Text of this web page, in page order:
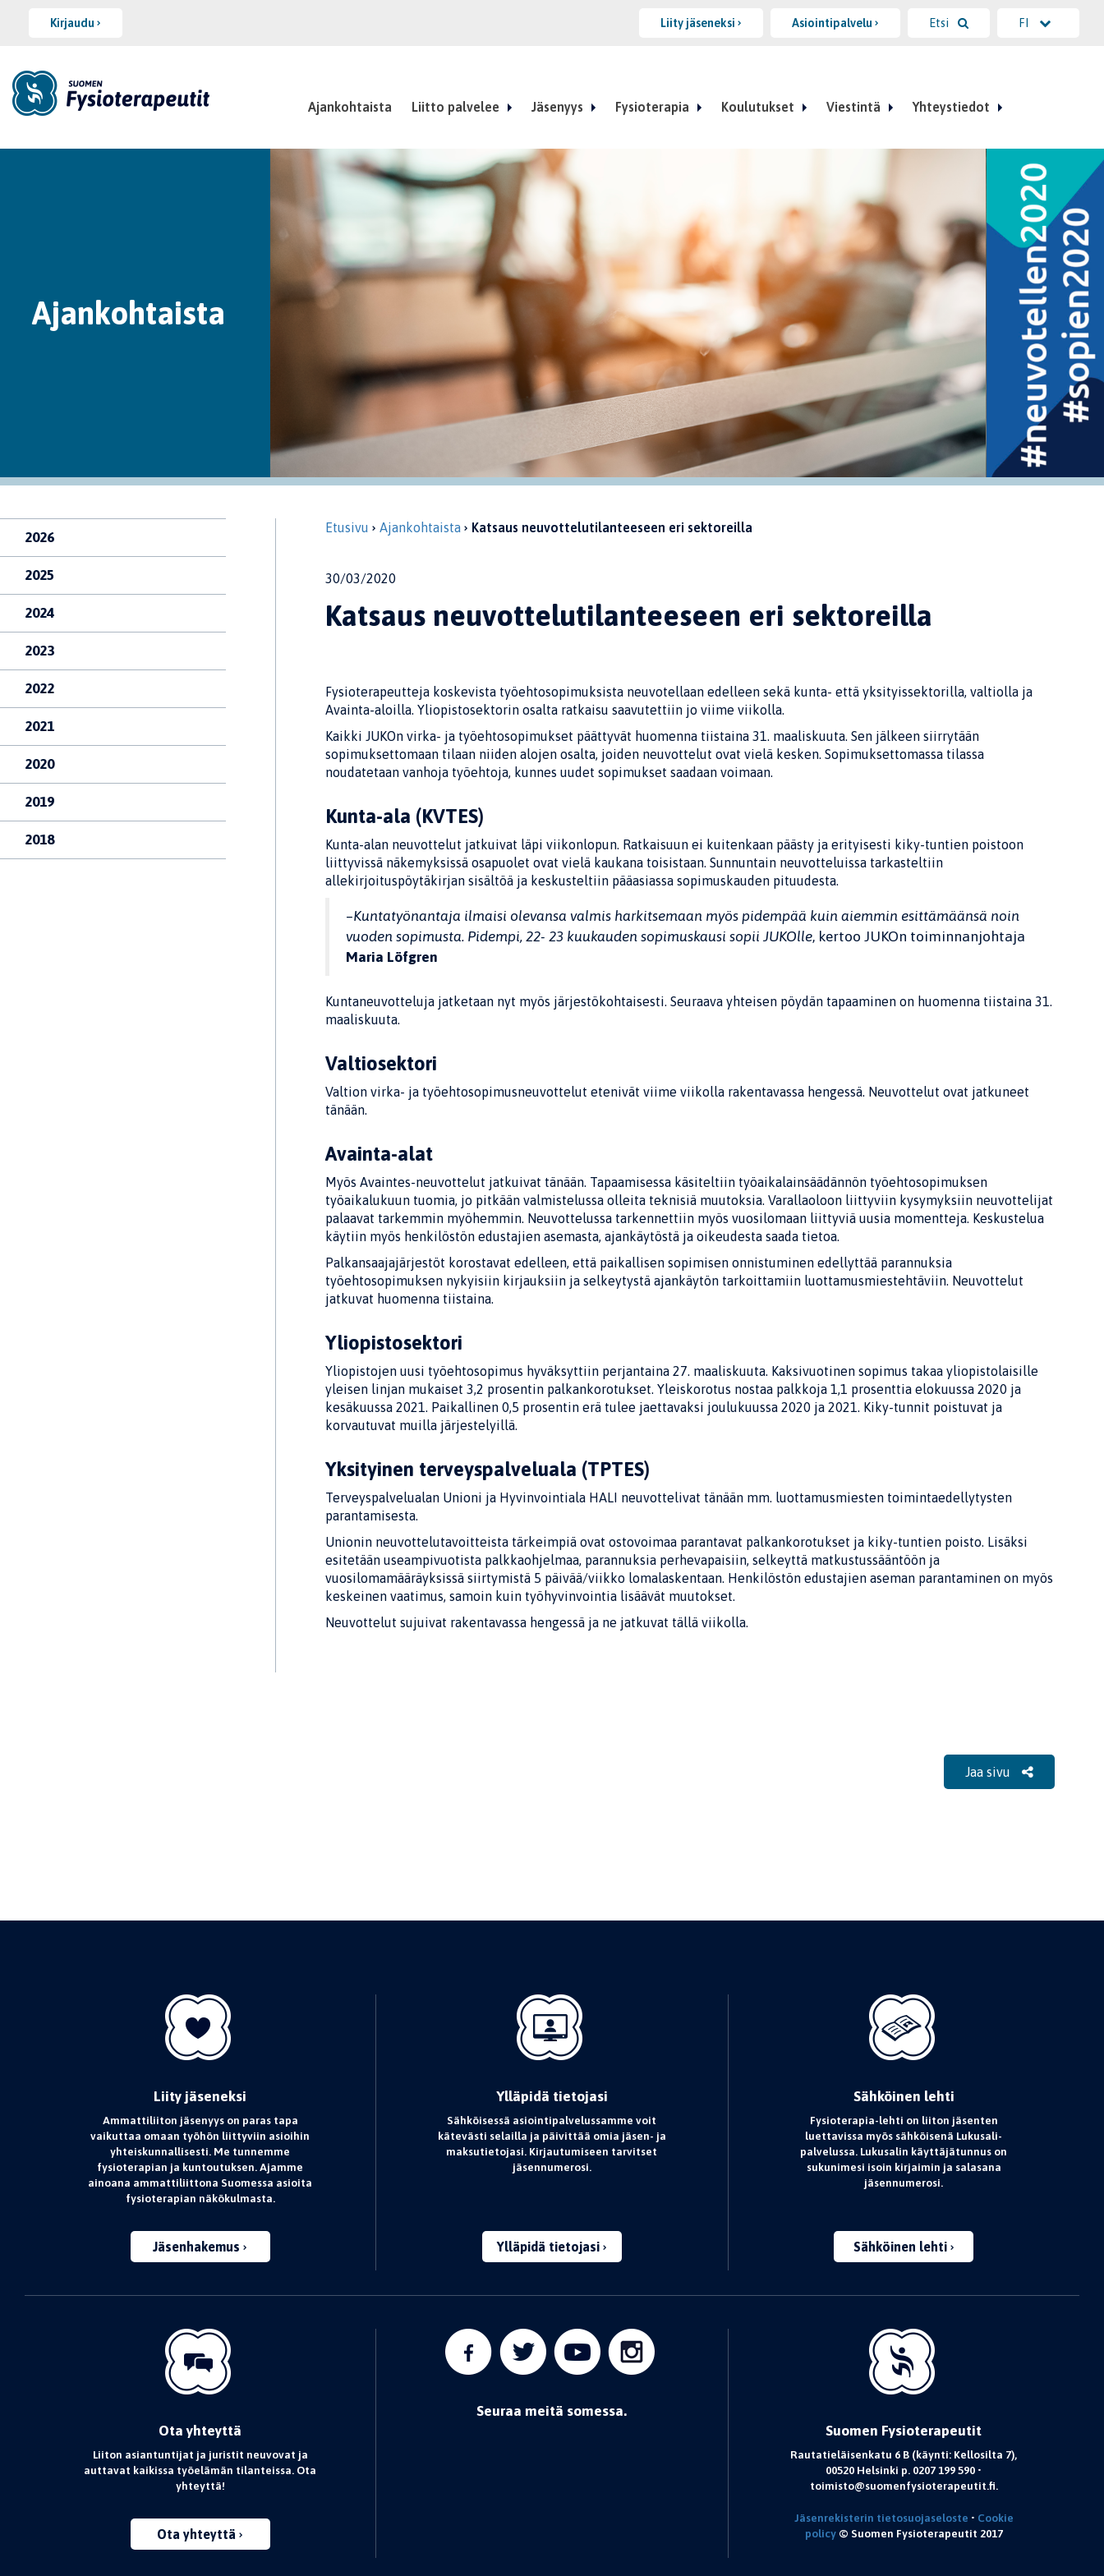
Kirjaudu Liity jäseneksi Asiointipalvelu Etsi FI
Ajankohtaista Liitto palvelee Jäsenyys Fysioterapia Koulutukset Viestintä Yhteystiedot
Ajankohtaista
2026
2025
2024
2023
2022
2021
2020
2019
2018
Etusivu Ajankohtaista Katsaus neuvottelutilanteeseen eri sektoreilla
30/03/2020
Katsaus neuvottelutilanteeseen eri sektoreilla
Fysioterapeutteja koskevista työehtosopimuksista neuvotellaan edelleen sekä kunta- että yksityissektorilla, valtiolla ja
Avainta-aloilla. Yliopistosektorin osalta ratkaisu saavutettiin jo viime viikolla.
Kaikki JUKOn virka- ja työehtosopimukset päättyvät huomenna tiistaina 31. maaliskuuta. Sen jälkeen siirrytään
sopimuksettomaan tilaan niiden alojen osalta, joiden neuvottelut ovat vielä kesken. Sopimuksettomassa tilassa
noudatetaan vanhoja työehtoja, kunnes uudet sopimukset saadaan voimaan.
Kunta-ala (KVTES)
Kunta-alan neuvottelut jatkuivat läpi viikonlopun. Ratkaisuun ei kuitenkaan päästy ja erityisesti kiky-tuntien poistoon
liittyvissä näkemyksissä osapuolet ovat vielä kaukana toisistaan. Sunnuntain neuvotteluissa tarkasteltiin
allekirjoituspöytäkirjan sisältöä ja keskusteltiin pääasiassa sopimuskauden pituudesta.
–Kuntatyönantaja ilmaisi olevansa valmis harkitsemaan myös pidempää kuin aiemmin esittämäänsä noin
vuoden sopimusta. Pidempi, 22- 23 kuukauden sopimuskausi sopii JUKOlle, kertoo JUKOn toiminnanjohtaja
Maria Löfgren
Kuntaneuvotteluja jatketaan nyt myös järjestökohtaisesti. Seuraava yhteisen pöydän tapaaminen on huomenna tiistaina 31.
maaliskuuta.
Valtiosektori
Valtion virka- ja työehtosopimusneuvottelut etenivät viime viikolla rakentavassa hengessä. Neuvottelut ovat jatkuneet
tänään.
Avainta-alat
Myös Avaintes-neuvottelut jatkuivat tänään. Tapaamisessa käsiteltiin työaikalainsäädännön työehtosopimuksen
työaikalukuun tuomia, jo pitkään valmistelussa olleita teknisiä muutoksia. Varallaoloon liittyviin kysymyksiin neuvottelijat
palaavat tarkemmin myöhemmin. Neuvottelussa tarkennettiin myös vuosilomaan liittyviä uusia momentteja. Keskustelua
käytiin myös henkilöstön edustajien asemasta, ajankäytöstä ja oikeudesta saada tietoa.
Palkansaajajärjestöt korostavat edelleen, että paikallisen sopimisen onnistuminen edellyttää parannuksia
työehtosopimuksen nykyisiin kirjauksiin ja selkeytystä ajankäytön tarkoittamiin luottamusmiestehtäviin. Neuvottelut
jatkuvat huomenna tiistaina.
Yliopistosektori
Yliopistojen uusi työehtosopimus hyväksyttiin perjantaina 27. maaliskuuta. Kaksivuotinen sopimus takaa yliopistolaisille
yleisen linjan mukaiset 3,2 prosentin palkankorotukset. Yleiskorotus nostaa palkkoja 1,1 prosenttia elokuussa 2020 ja
kesäkuussa 2021. Paikallinen 0,5 prosentin erä tulee jaettavaksi joulukuussa 2020 ja 2021. Kiky-tunnit poistuvat ja
korvautuvat muilla järjestelyillä.
Yksityinen terveyspalveluala (TPTES)
Terveyspalvelualan Unioni ja Hyvinvointiala HALI neuvottelivat tänään mm. luottamusmiesten toimintaedellytysten
parantamisesta.
Unionin neuvottelutavoitteista tärkeimpiä ovat ostovoimaa parantavat palkankorotukset ja kiky-tuntien poisto. Lisäksi
esitetään useampivuotista palkkaohjelmaa, parannuksia perhevapaisiin, selkeyttä matkustussääntöön ja
vuosilomamääräyksissä siirtymistä 5 päivää/viikko lomalaskentaan. Henkilöstön edustajien aseman parantaminen on myös
keskeinen vaatimus, samoin kuin työhyvinvointia lisäävät muutokset.
Neuvottelut sujuivat rakentavassa hengessä ja ne jatkuvat tällä viikolla.
Jaa sivu
Liity jäseneksi
Ammattiliiton jäsenyys on paras tapa
vaikuttaa omaan työhön liittyviin asioihin
yhteiskunnallisesti. Me tunnemme
fysioterapian ja kuntoutuksen. Ajamme
ainoana ammattiliittona Suomessa asioita
fysioterapian näkökulmasta.
Jäsenhakemus
Ylläpidä tietojasi
Sähköisessä asiointipalvelussamme voit
kätevästi selailla ja päivittää omia jäsen- ja
maksutietojasi. Kirjautumiseen tarvitset
jäsennumerosi.
Ylläpidä tietojasi
Sähköinen lehti
Fysioterapia-lehti on liiton jäsenten
luettavissa myös sähköisenä Lukusali-
palvelussa. Lukusalin käyttäjätunnus on
sukunimesi isoin kirjaimin ja salasana
jäsennumerosi.
Sähköinen lehti
Ota yhteyttä
Liiton asiantuntijat ja juristit neuvovat ja
auttavat kaikissa työelämän tilanteissa. Ota
yhteyttä!
Ota yhteyttä
Seuraa meitä somessa.
Suomen Fysioterapeutit
Rautatieläisenkatu 6 B (käynti: Kellosilta 7),
00520 Helsinki p. 0207 199 590 •
toimisto@suomenfysioterapeutit.fi.
Jäsenrekisterin tietosuojaseloste • Cookie
policy© Suomen Fysioterapeutit 2017